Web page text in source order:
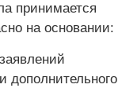
принимается
на основании:
дополнительного